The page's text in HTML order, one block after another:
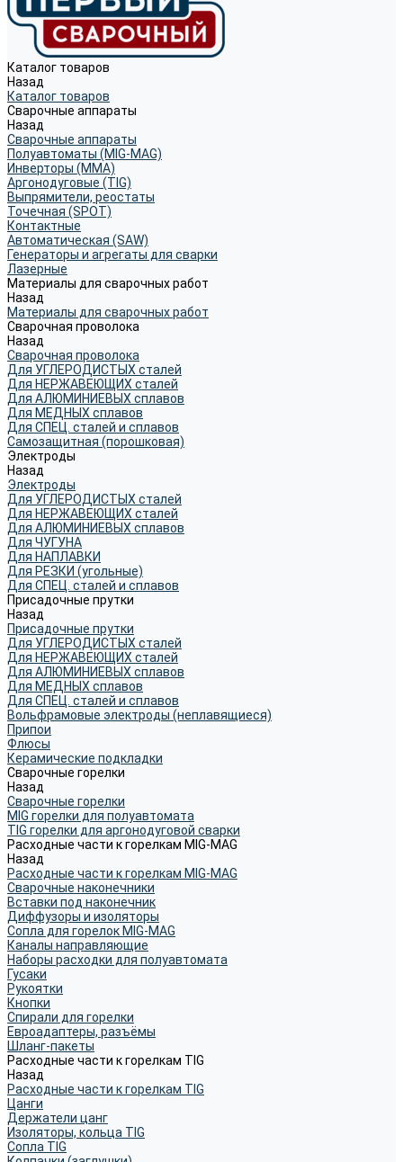
Каталог товаров
Назад
Каталог товаров
Сварочные аппараты
Назад
Сварочные аппараты
Полуавтоматы (MIG-MAG)
Инверторы (MMA)
Аргонодуговые (TIG)
Выпрямители, реостаты
Точечная (SPOT)
Контактные
Автоматическая (SAW)
Генераторы и агрегаты для сварки
Лазерные
Материалы для сварочных работ
Назад
Материалы для сварочных работ
Сварочная проволока
Назад
Сварочная проволока
Для УГЛЕРОДИСТЫХ сталей
Для НЕРЖАВЕЮЩИХ сталей
Для АЛЮМИНИЕВЫХ сплавов
Для МЕДНЫХ сплавов
Для СПЕЦ. сталей и сплавов
Самозащитная (порошковая)
Электроды
Назад
Электроды
Для УГЛЕРОДИСТЫХ сталей
Для НЕРЖАВЕЮЩИХ сталей
Для АЛЮМИНИЕВЫХ сплавов
Для ЧУГУНА
Для НАПЛАВКИ
Для РЕЗКИ (угольные)
Для СПЕЦ. сталей и сплавов
Присадочные прутки
Назад
Присадочные прутки
Для УГЛЕРОДИСТЫХ сталей
Для НЕРЖАВЕЮЩИХ сталей
Для АЛЮМИНИЕВЫХ сплавов
Для МЕДНЫХ сплавов
Для СПЕЦ. сталей и сплавов
Вольфрамовые электроды (неплавящиеся)
Припои
Флюсы
Керамические подкладки
Сварочные горелки
Назад
Сварочные горелки
MIG горелки для полуавтомата
TIG горелки для аргонодуговой сварки
Расходные части к горелкам MIG-MAG
Назад
Расходные части к горелкам MIG-MAG
Сварочные наконечники
Вставки под наконечник
Диффузоры и изоляторы
Сопла для горелок MIG-MAG
Каналы направляющие
Наборы расходки для полуавтомата
Гусаки
Рукоятки
Кнопки
Спирали для горелки
Евроадаптеры, разъёмы
Шланг-пакеты
Расходные части к горелкам TIG
Назад
Расходные части к горелкам TIG
Цанги
Держатели цанг
Изоляторы, кольца TIG
Сопла TIG